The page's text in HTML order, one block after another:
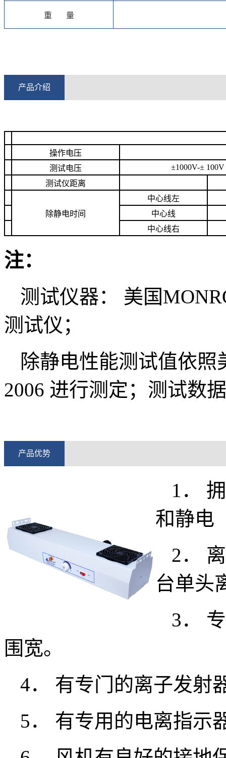
重 量
产品介绍
操作电压
测试电压
±1000V-± 100V
测试仪距离
除静电时间
中心线左
中心线
中心线右
注：
测试仪器： 美国
测试仪；
除静电性能测试值依照
2006 进行测定；测试数
产品优势
1．
和静电
2．
台单头
3．
围宽。
4． 有专门的离子发射
5． 有专用的电离指示